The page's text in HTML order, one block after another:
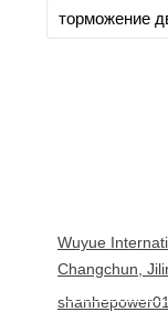
торможение
Wuyue
Changchun,